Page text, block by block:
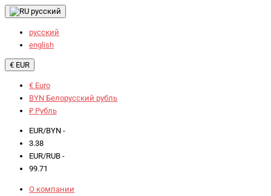
русский
русский
english
€ EUR
€ Euro
BYN Белорусский рубль
₽ Рубль
EUR/BYN -
3.38
EUR/RUB -
99.71
О компании